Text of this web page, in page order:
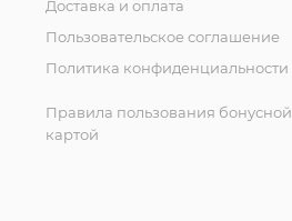
Доставка и оплата
Пользовательское соглашение
Политика конфиденциальности
Правила пользования бонусной
картой